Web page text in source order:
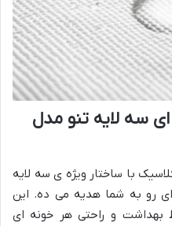
سه لایه تنو مدل
با ساختار ویژه ی سه لایه
رو به شما هدیه می ده. این
بهداشت و راحتی هر خونه ای